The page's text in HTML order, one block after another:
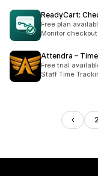
ReadyCart:
Free plan
Monitor
Attendra –
Free trial
Staff Time
2